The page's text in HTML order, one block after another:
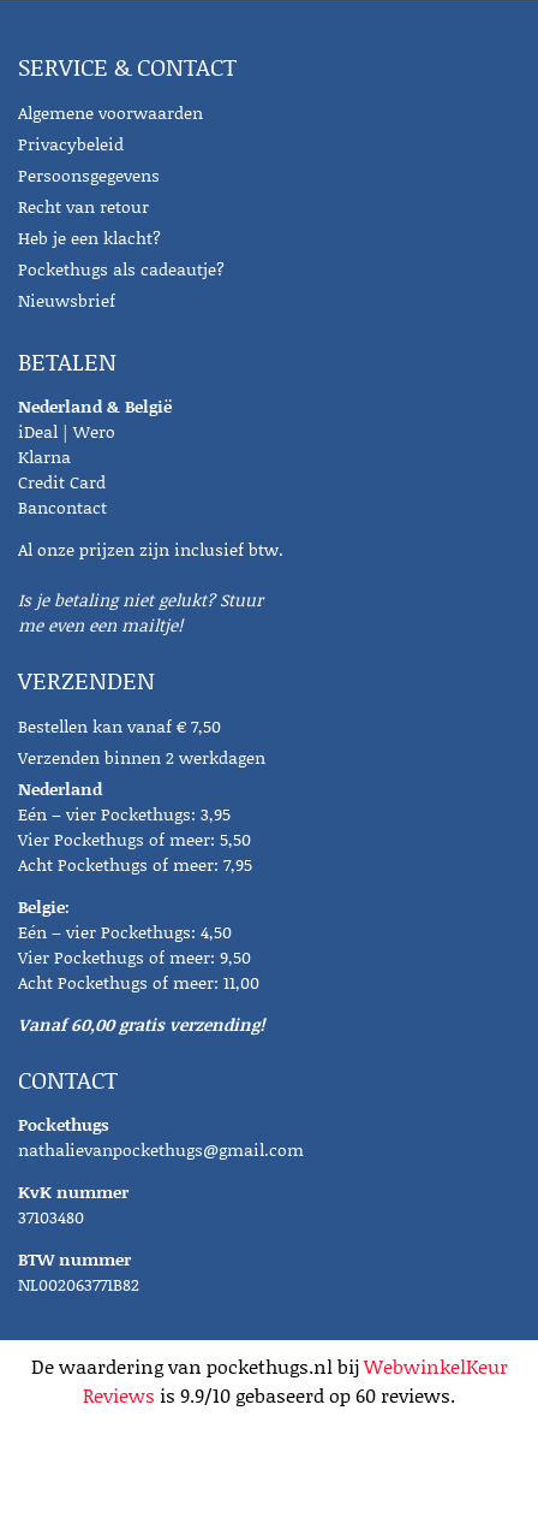
SERVICE & CONTACT
Algemene voorwaarden
Privacybeleid
Persoonsgegevens
Recht van retour
Heb je een klacht?
Pockethugs als cadeautje?
Nieuwsbrief
BETALEN
Nederland & België
iDeal | Wero
Klarna
Credit Card
Bancontact
Al onze prijzen zijn inclusief btw.
Is je betaling niet gelukt? Stuur
me even een mailtje!
VERZENDEN
Bestellen kan vanaf € 7,50
Verzenden binnen 2 werkdagen
Nederland
Eén – vier Pockethugs: 3,95
Vier Pockethugs of meer: 5,50
Acht Pockethugs of meer: 7,95
Belgie:
Eén – vier Pockethugs: 4,50
Vier Pockethugs of meer: 9,50
Acht Pockethugs of meer: 11,00
Vanaf 60,00 gratis verzending!
CONTACT
Pockethugs
nathalievanpockethugs@gmail.com
KvK nummer
37103480
BTW nummer
NL002063771B82
De waardering van pockethugs.nl bijWebwinkelKeur
Reviews is 9.9/10 gebaseerd op 60 reviews.